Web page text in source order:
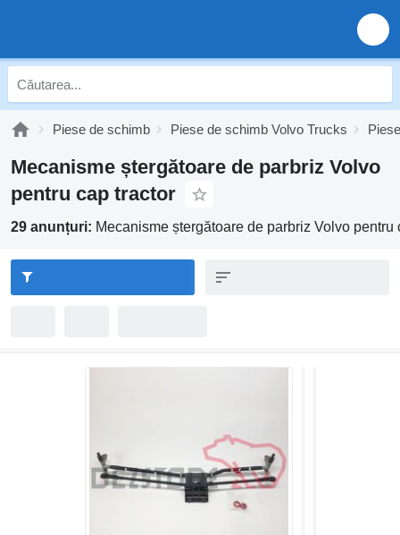
Piese de schimb Piese de schimb Volvo Trucks
Mecanisme ștergătoare de parbriz Volvo
pentru cap tractor
29 anunțuri: Mecanisme ștergătoare de parbriz Volvo pentru